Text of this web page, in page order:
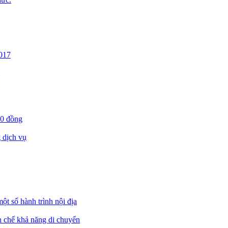
đồng
dịch vụ
số hành trình nội địa
khả năng di chuyển